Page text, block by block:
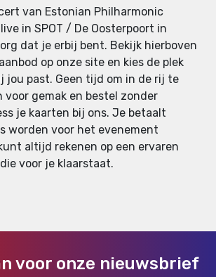
van Estonian Philharmonic
in SPOT / De Oosterpoort in
dat je erbij bent. Bekijk hierboven
op onze site en kies de plek
jou past. Geen tijd om in de rij te
voor gemak en bestel zonder
je kaarten bij ons. Je betaalt
worden voor het evenement
altijd rekenen op een ervaren
voor je klaarstaat.
voor onze nieuwsbrief